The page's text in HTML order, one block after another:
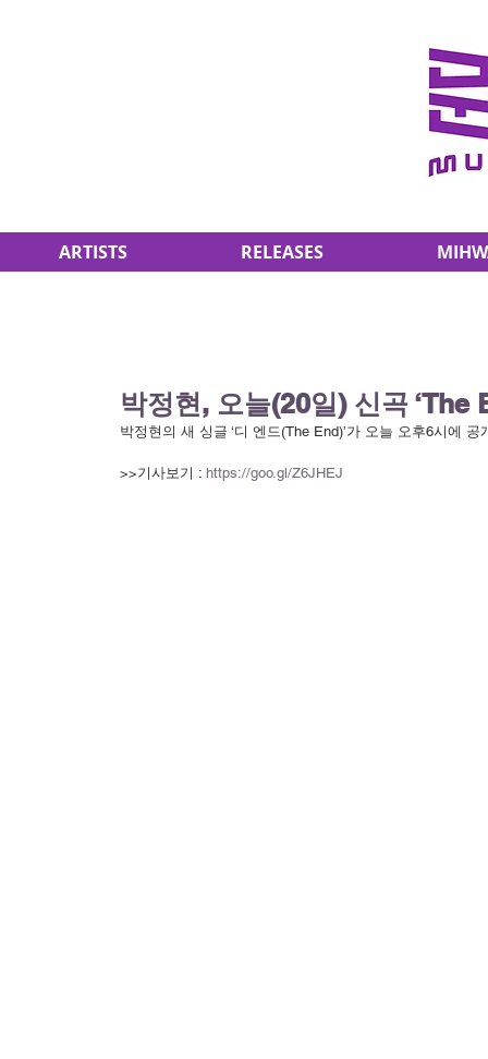
ARTISTS RELEASES
박정현, 오늘(20일) 신곡 ‘The
박정현의 새 싱글 ‘디 엔드(The End)’가 오늘 오후6시에 공
>>기사보기 : https://goo.gl/Z6JHEJ